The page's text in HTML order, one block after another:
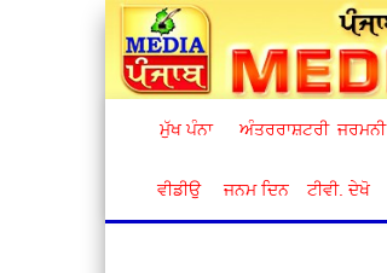
ਮੁੱਖ ਪੰਨਾ ਅੰਤਰਰਾਸ਼ਟਰੀ ਜਰਮਨੀ
ਵੀਡੀਉ ਜਨਮ ਦਿਨ ਟੀਵੀ. ਦੇਖੋ